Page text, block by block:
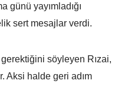
günü yayımladığı
sert mesajlar verdi.
söyleyen Rızai,
Aksi halde geri adım